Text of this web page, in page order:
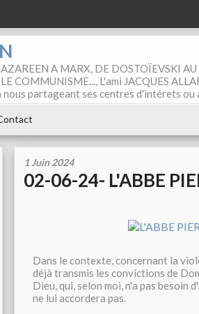
A MARX, DE DOSTOÏEVSKI
COMMUNISME..., L'ami JACQUES
nous partageant ses centres d'intérets ou
1 Juin 2024
02-06-24- L'ABBE
Dans le contexte, concernant la
déjà transmis les convictions de
Dieu, qui, selon moi, n'a pas besoin
ne lui accordera pas.